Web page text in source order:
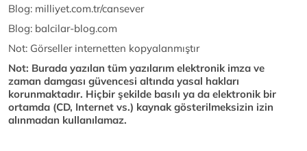
Blog: milliyet.com.tr/cansever
Blog: balcilar-blog.com
Not: Görseller internetten kopyalanmıştır
Not: Burada yazılan tüm yazılarım elektronik imza ve
zaman damgası güvencesi altında yasal hakları
korunmaktadır. Hiçbir şekilde basılı ya da elektronik bir
ortamda (CD, Internet vs.) kaynak gösterilmeksizin izin
alınmadan kullanılamaz.